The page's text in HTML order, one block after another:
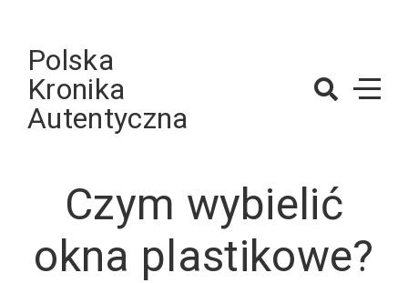
contentPolska
Kronika
Autentyczna
Czym wybielić
okna plastikowe?